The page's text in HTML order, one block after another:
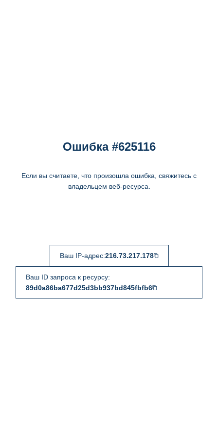
Ошибка #625116
Если вы считаете, что произошла ошибка, свяжитесь с
владельцем веб-ресурса.
Ваш IP-адрес:216.73.217.178
Ваш ID запроса к ресурсу:
89d0a86ba677d25d3bb937bd845fbfb6